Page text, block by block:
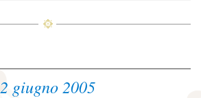
v
a
2 giugno 2005